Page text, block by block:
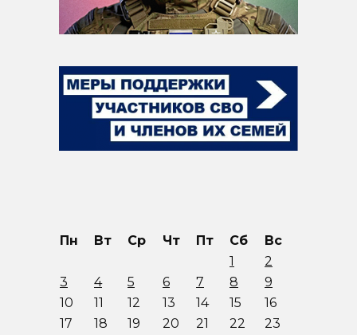
Пн Вт Ср Чт Пт Сб
Вс
1
2
3
4 5 6 7 8
9
10
11 12 13 14 15
16
17
18 19 20 21 22
23